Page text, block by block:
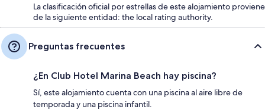
La clasificación oficial por estrellas de este alojamiento proviene
de la siguiente entidad: the local rating authority.
Preguntas frecuentes
¿En Club Hotel Marina Beach hay piscina?
Sí, este alojamiento cuenta con una piscina al aire libre de
temporada y una piscina infantil.